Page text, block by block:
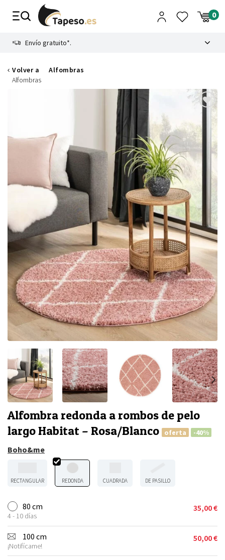
Envío gratuito*.
Volver a
Alfombras
Alfombras
Alfombra redonda a rombos de pelo
largo Habitat – Rosa/Blanco
oferta -40%
Boho&me
RECTANGULAR REDONDA CUADRADA DE PASILLO
80 cm
4 - 10 días
35,00€
100 cm
¡Notifícame!
50,00€